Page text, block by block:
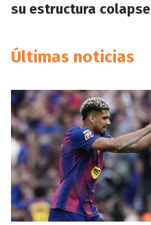
su estructura colapse
Últimas noticias